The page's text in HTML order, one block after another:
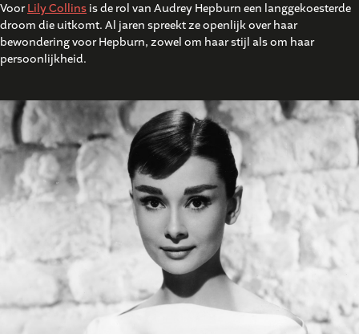
VoorLily Collins is de rol van Audrey Hepburn een langgekoesterde
droom die uitkomt. Al jaren spreekt ze openlijk over haar
bewondering voor Hepburn, zowel om haar stijl als om haar
persoonlijkheid.